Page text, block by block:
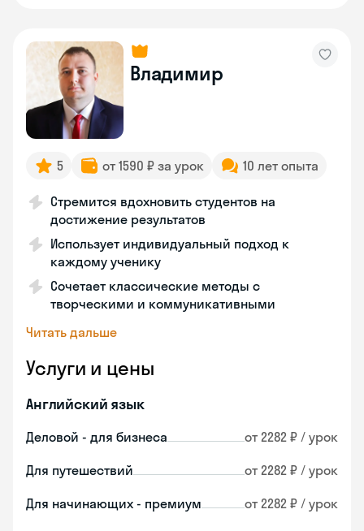
Владимир
5 от 1590 ₽ за урок 10 лет опыта
Стремится вдохновить студентов на
достижение результатов
Использует индивидуальный подход к
каждому ученику
Сочетает классические методы с
творческими и коммуникативными
Читать дальше
Услуги и цены
Английский язык
Деловой - для бизнеса от 2282 ₽ / урок
Для путешествий от 2282 ₽ / урок
Для начинающих - премиум от 2282 ₽ / урок